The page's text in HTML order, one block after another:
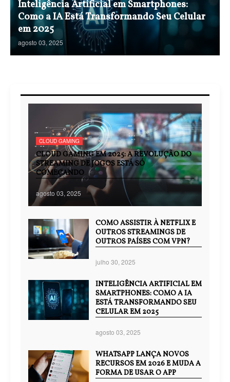
Inteligência Artificial em Smartphones:
Como a IA Está Transformando Seu Celular
em 2025
agosto 03, 2025
CLOUD GAMING
CLOUD GAMING EM 2025: A REVOLUÇÃO DO
STREAMING DE JOGOS ESTÁ SÓ
COMEÇANDO
agosto 03, 2025
COMO ASSISTIR À NETFLIX E
OUTROS STREAMINGS DE
OUTROS PAÍSES COM VPN?
julho 30, 2025
INTELIGÊNCIA ARTIFICIAL EM
SMARTPHONES: COMO A IA
ESTÁ TRANSFORMANDO SEU
CELULAR EM 2025
agosto 03, 2025
WHATSAPP LANÇA NOVOS
RECURSOS EM 2026 E MUDA A
FORMA DE USAR O APP